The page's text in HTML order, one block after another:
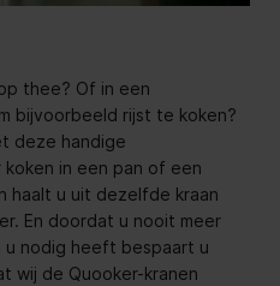
thee? Of in een
bijvoorbeeld rijst te koken?
deze handige
in een pan of een
haalt u uit dezelfde kraan
En doordat u nooit meer
nodig heeft bespaart u
wij de Quooker-kranen